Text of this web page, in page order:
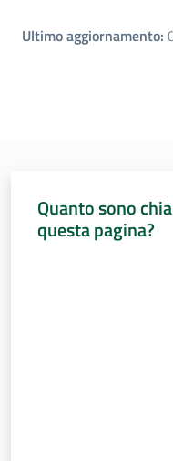
Ultimo aggiornamento:
Quanto sono
questa pagina?